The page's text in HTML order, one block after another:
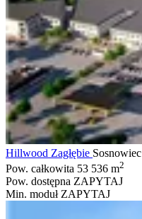
Hillwood Zagłębie Sosnowiec
Pow. całkowita 53 536 m2
Pow. dostępna ZAPYTAJ
Min. moduł ZAPYTAJ